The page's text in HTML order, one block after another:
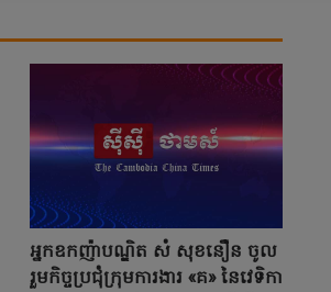
អ្នកឧកញ៉ាបណ្ឌិត សំ សុខនឿន ចូល
រួមកិច្ចប្រជុំក្រុមការងារ «គ» នៃវេទិកា